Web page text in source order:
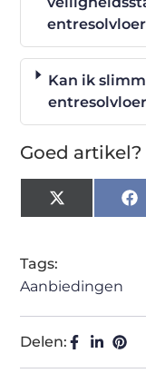
Kan ik
Goed
X
(Twitter)
Tags:
Aanbiedingen
Delen: